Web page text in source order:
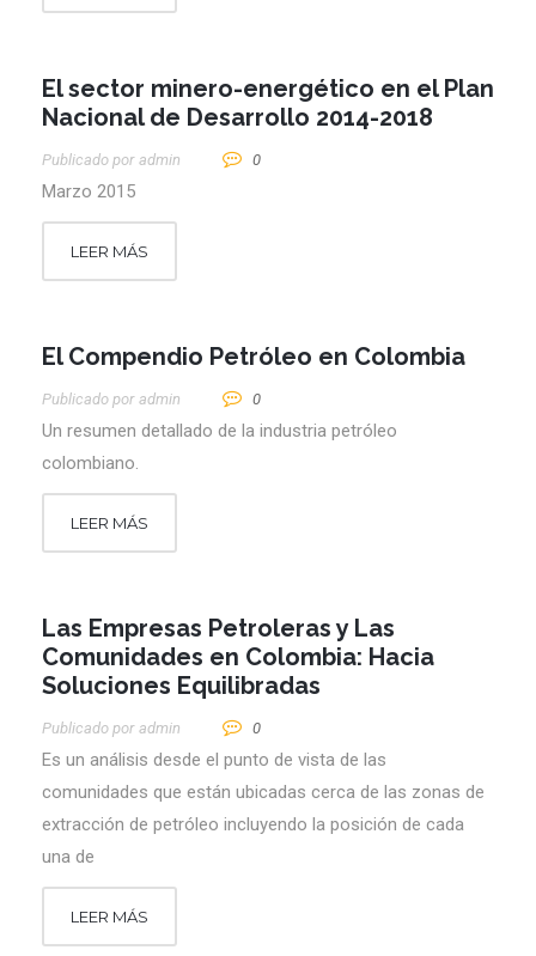
El sector minero-energético en el Plan
Nacional de Desarrollo 2014-2018
Publicado por Admin 0
Marzo 2015
LEER MÁS
El Compendio Petróleo en Colombia
Publicado por Admin 0
Un resumen detallado de la industria petróleo
colombiano.
LEER MÁS
Las Empresas Petroleras y Las
Comunidades en Colombia: Hacia
Soluciones Equilibradas
Publicado por Admin 0
Es un análisis desde el punto de vista de las
comunidades que están ubicadas cerca de las zonas de
extracción de petróleo incluyendo la posición de cada
una de
LEER MÁS